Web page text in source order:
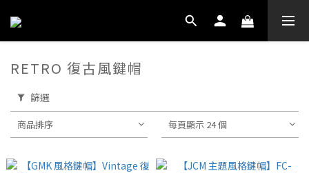
RETRO 復古風鍵帽
篩選
商品排序 每頁顯示 24 個